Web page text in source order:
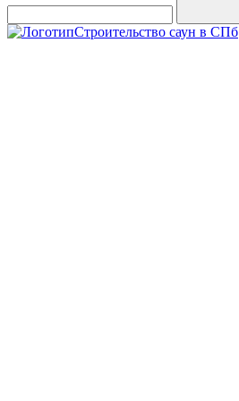
Строительство саун в СПб